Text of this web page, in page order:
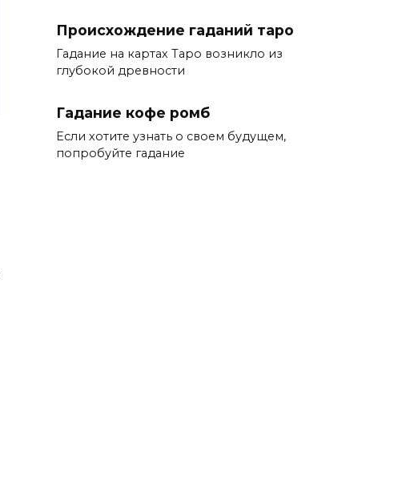
Происхождение гаданий таро
Гадание на картах Таро возникло из
глубокой древности
Гадание кофе ромб
Если хотите узнать о своем будущем,
попробуйте гадание